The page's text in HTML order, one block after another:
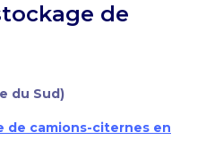
de
du Sud)
de camions-citernes en